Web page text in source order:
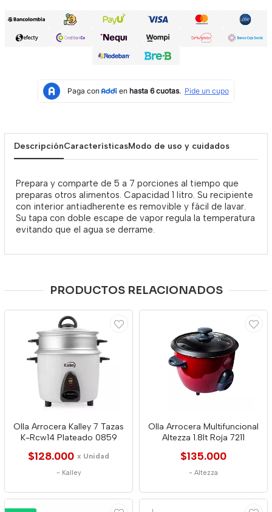
DescripciónCaracterísticasModo de uso y cuidados
Prepara y comparte de 5 a 7 porciones al tiempo que
preparas otros alimentos. Capacidad 1 litro. Su recipiente
con interior antiadherente es removible y fácil de lavar.
Su tapa con doble escape de vapor regula la temperatura
evitando que el agua se derrame.
PRODUCTOS RELACIONADOS
Olla Arrocera Kalley 7 Tazas
K-Rcw14 Plateado 0859
$128.000 x Unidad
- Kalley
Olla Arrocera Multifuncional
Altezza 1.8lt Roja 7211
$135.000
- Altezza